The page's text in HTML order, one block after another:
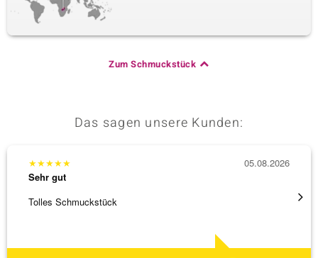
Zum Schmuckstück
Das sagen unsere Kunden:
★★★★★
Sehr gut
Tolles Schmuckstück
05.08.2026
Ich